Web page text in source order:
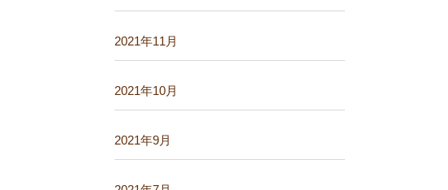
2021年11月
2021年10月
2021年9月